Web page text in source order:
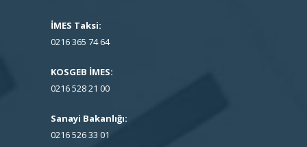
İMES Taksi:
0216 365 74 64
KOSGEB İMES:
0216 528 21 00
Sanayi Bakanlığı:
0216 526 33 01